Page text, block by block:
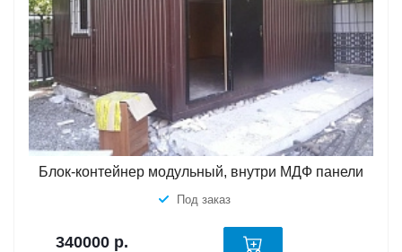
Блок-контейнер модульный, внутри МДФ панели
Под заказ
340000 р.